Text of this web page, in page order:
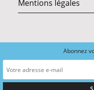
Mentions légales
Abonnez